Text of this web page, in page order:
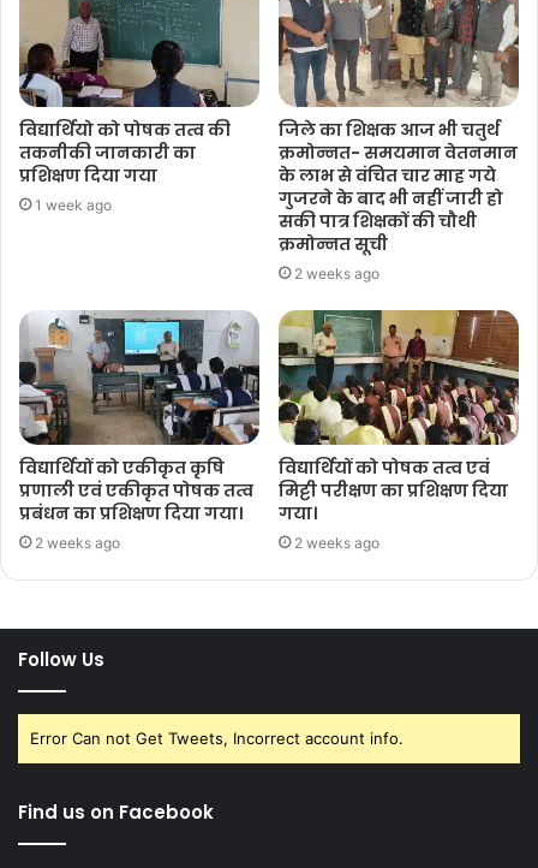
विद्यार्थियो को पोषक तत्व की
तकनीकी जानकारी का
प्रशिक्षण दिया गया
1 week ago
जिले का शिक्षक आज भी चतुर्थ
क्रमोन्नत- समयमान वेतनमान
के लाभ से वंचित चार माह गये
गुजरने के बाद भी नहीं जारी हो
सकी पात्र शिक्षकों की चौथी
क्रमोन्नत सूची
2 weeks ago
विद्यार्थियों को एकीकृत कृषि
प्रणाली एवं एकीकृत पोषक तत्व
प्रबंधन का प्रशिक्षण दिया गया।
2 weeks ago
विद्यार्थियों को पोषक तत्व एवं
मिट्टी परीक्षण का प्रशिक्षण दिया
गया।
2 weeks ago
Follow Us
Error Can not Get Tweets, Incorrect account info.
Find us on Facebook